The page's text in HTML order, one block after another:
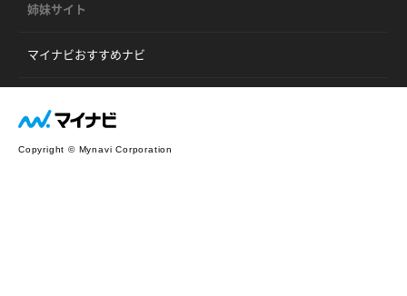
姉妹サイト
マイナビおすすめナビ
Copyright © Mynavi Corporation